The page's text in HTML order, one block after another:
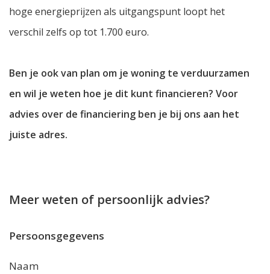
hoge energieprijzen als uitgangspunt loopt het
verschil zelfs op tot 1.700 euro.
Ben je ook van plan om je woning te verduurzamen
en wil je weten hoe je dit kunt financieren? Voor
advies over de financiering ben je bij ons aan het
juiste adres.
Meer weten of persoonlijk advies?
Persoonsgegevens
Naam